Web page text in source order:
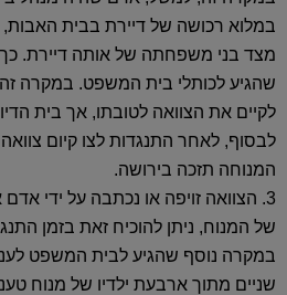
במלוא רכושה של דיירת בבית האבות,
מצד בני משפחתה של אותה דיירת.
שהגיע לכותלי בית המשפט. במקרה זה
לקיים את הצוואה לטובתו, אך בית
לבסוף, לאחר התנגדות לצו קיום
המנוחה תזכה בירושה.
3. הצוואה זויפה או נכתבה על ידי
של המנוח, ניתן להוכיח זאת בזמן
במקרה נוסף שהגיע לבית המשפט
שניים מתוך ארבעת ילדיו של מנוח